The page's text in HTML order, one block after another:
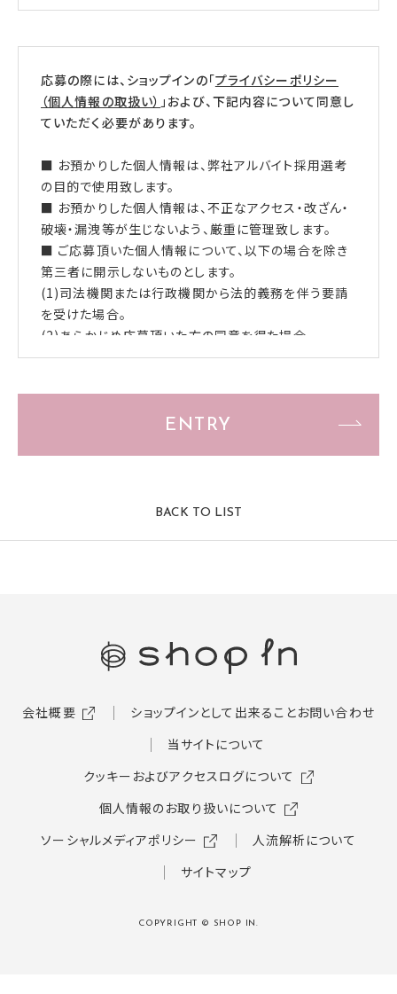
応募の際には、ショップインの「プライバシーポリシー
（個人情報の取扱い） 」および、下記内容について同意し
ていただく必要があります。
■ お預かりした個人情報は、弊社アルバイト採用選考
の目的で使用致します。
■ お預かりした個人情報は、不正なアクセス・改ざん・
破壊・漏洩等が生じないよう、厳重に管理致します。
■ ご応募頂いた個人情報について、以下の場合を除き
第三者に開示しないものとします。
(1)司法機関または行政機関から法的義務を伴う要請
を受けた場合。
(2)あらかじめ応募頂いた方の同意を得た場合。
ENTRY
BACK TO LIST
会社概要 ショップインとして出来ることお問い合わせ
当サイトについて
クッキーおよびアクセスログについて
個人情報のお取り扱いについて
ソーシャルメディアポリシー
人流解析について
サイトマップ
COPYRIGHT © SHOP IN.